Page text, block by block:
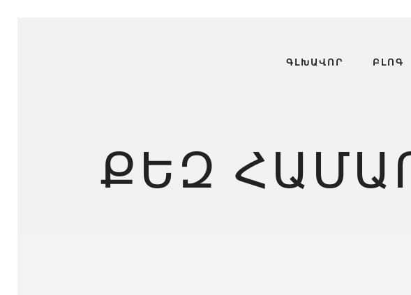
ԳԼԽԱՎՈՐ ԲԼՈԳ
ՔԵԶ